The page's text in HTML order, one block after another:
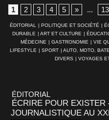
1
2 3 4 5 » ...
ÉDITORIAL | POLITIQUE ET SOCIÉTÉ |
DURABLE | ART ET CULTURE |
MÉDECINE | GASTRONOMIE | VIE
LIFESTYLE | SPORT | AUTO, MOTO,
DIVERS | VOYAGES
ÉDITORIAL
ÉCRIRE POUR
JOURNALISTIQUE AU